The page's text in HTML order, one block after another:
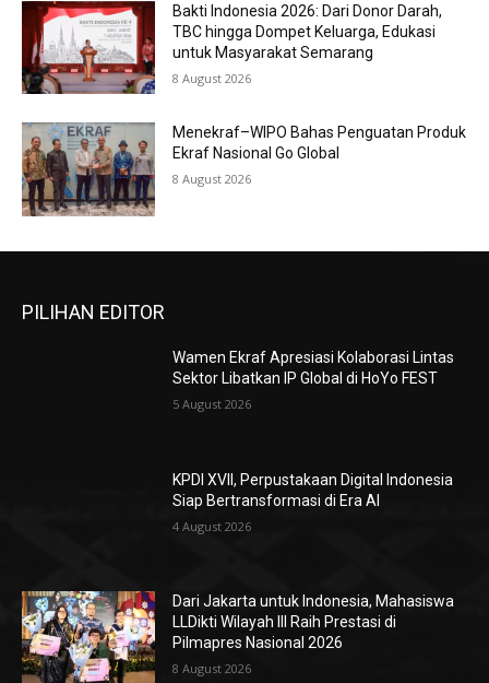
Bakti Indonesia 2026: Dari Donor Darah,
TBC hingga Dompet Keluarga, Edukasi
untuk Masyarakat Semarang
8 August 2026
Menekraf–WIPO Bahas Penguatan Produk
Ekraf Nasional Go Global
8 August 2026
PILIHAN EDITOR
Wamen Ekraf Apresiasi Kolaborasi Lintas
Sektor Libatkan IP Global di HoYo FEST
5 August 2026
KPDI XVII, Perpustakaan Digital Indonesia
Siap Bertransformasi di Era AI
4 August 2026
Dari Jakarta untuk Indonesia, Mahasiswa
LLDikti Wilayah III Raih Prestasi di
Pilmapres Nasional 2026
8 August 2026